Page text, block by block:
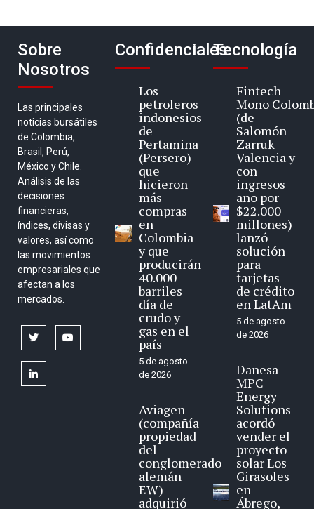
Sobre
Nosotros
Las principales
noticias bursátiles
de Colombia,
Brasil, Perú,
México y Chile.
Análisis de las
decisiones
financieras,
índices, divisas y
valores, así como
las movimientos
empresariales que
afectan a los
mercados.
twitter
linkedin
Confidenciales
Los
petroleros
indonesios
de
Pertamina
(Persero)
que
hicieron
más
compras
en
Colombia
y que
producirán
40.000
barriles
día de
crudo y
gas en el
país
5 de agosto
de 2026
Aviagen
(compañía
propiedad
del
conglomerado
alemán
EW)
adquirió
Tecnología
Fintech
Mono
(de
Salomón
Zarruk
Valencia y
con
ingresos
año por
$22.000
millones)
lanzó
solución
para
tarjetas
de crédito
en LatAm
5 de agosto
de 2026
Danesa
MPC
Energy
Solutions
acordó
vender el
proyecto
solar Los
Girasoles
en
Ábrego,